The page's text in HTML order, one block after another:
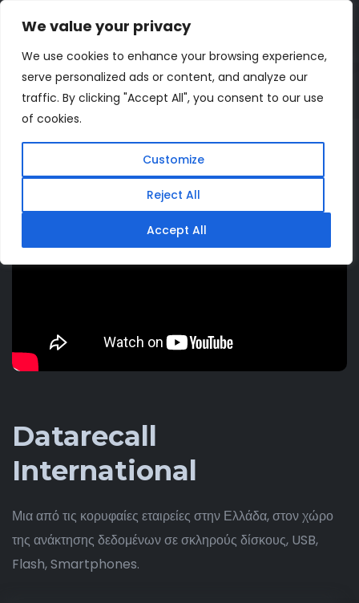
We value your privacy
We use cookies to enhance your browsing experience,
serve personalized ads or content, and analyze our
traffic. By clicking "Accept All", you consent to our use
of cookies.
Customize
Reject All
Accept All
Home Projects Datarecall International
Datarecall
International
Μια από τις κορυφαίες εταιρείες στην Ελλάδα, στον χώρο
της ανάκτησης δεδομένων σε σκληρούς δίσκους, USB,
Flash, Smartphones.